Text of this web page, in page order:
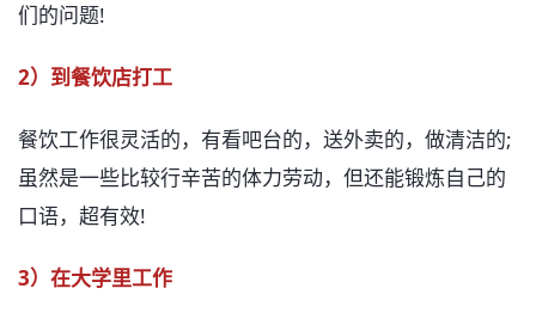
们的问题!
2）到餐饮店打工
餐饮工作很灵活的，有看吧台的，送外卖的，做清洁的;
虽然是一些比较行辛苦的体力劳动，但还能锻炼自己的
口语，超有效!
3）在大学里工作